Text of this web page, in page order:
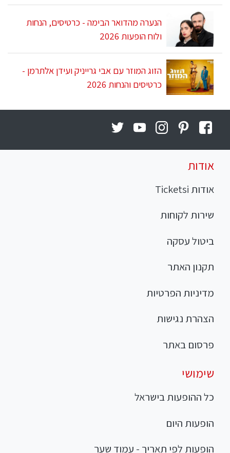
הנערה מהדואר הבימה - כרטיסים, הנחות
ולוח הופעות 2026
הזוג המוזר עם אבי גרייניק ועידן אלתרמן -
כרטיסים והנחות 2026
אודות
אודות Ticketsi
שירות לקוחות
ביטול עסקה
תקנון האתר
מדיניות הפרטיות
הצהרת נגישות
פרסום באתר
שימושי
כל ההופעות בישראל
הופעות היום
הופעות לפי תאריך - עמוד שער